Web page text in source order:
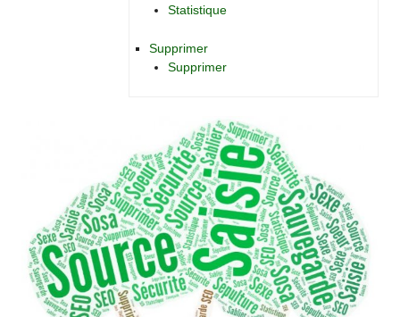
Statistique
Supprimer
Supprimer